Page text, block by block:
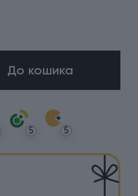
До кошика
5 5